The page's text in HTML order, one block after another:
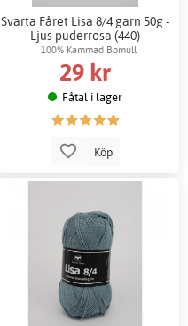
Svarta Fåret Lisa 8/4 garn 50g -
Ljus puderrosa (440)
100% Kammad Bomull
29 kr
Fåtal i lager
Köp